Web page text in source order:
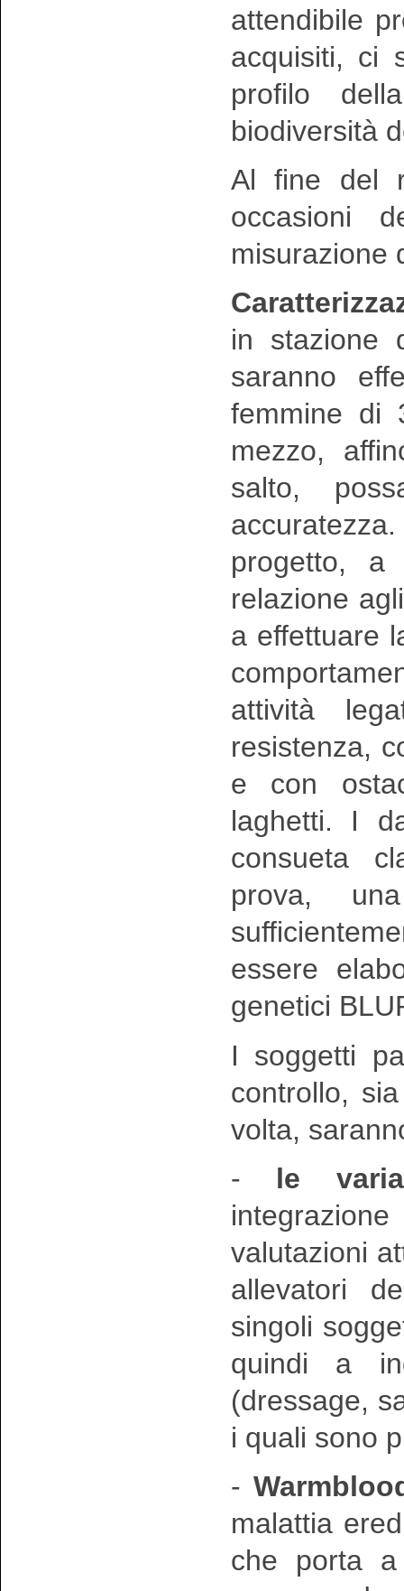
attendibile
acquisiti, ci
profilo
biodiversità
Al fine del
occasioni
misurazione
in stazione
saranno
femmine
mezzo,
salto,
progetto, a
relazione
a effettuare
attività
resistenza,
e con
laghetti. I
consueta
prova,
essere
genetici
I soggetti
controllo,
volta,
- le
valutazioni
allevatori
singoli
quindi a
(dressage,
i quali sono
-
malattia
che porta